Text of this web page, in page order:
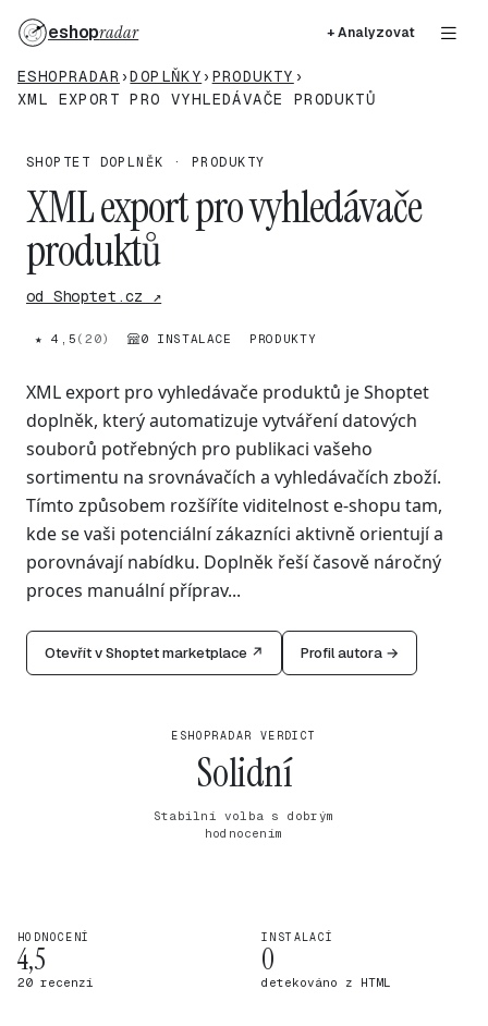
eshopradar + Analyzovat
ESHOPRADAR ›DOPLŇKY › PRODUKTY ›
XML EXPORT PRO VYHLEDÁVAČE PRODUKTŮ
SHOPTET DOPLNĚK · PRODUKTY
XML export pro vyhledávače
produktů
od Shoptet.cz ↗
★ 4,5 (20) 0 INSTALACE PRODUKTY
XML export pro vyhledávače produktů je Shoptet
doplněk, který automatizuje vytváření datových
souborů potřebných pro publikaci vašeho
sortimentu na srovnávačích a vyhledávačích zboží.
Tímto způsobem rozšíříte viditelnost e-shopu tam,
kde se vaši potenciální zákazníci aktivně orientují a
porovnávají nabídku. Doplněk řeší časově náročný
proces manuální příprav...
Otevřít v Shoptet marketplace ↗ Profil autora →
ESHOPRADAR VERDICT
Solidní
Stabilní volba s dobrým
hodnocením
HODNOCENÍ
4,5
20 recenzí
INSTALACÍ
0
detekováno z HTML